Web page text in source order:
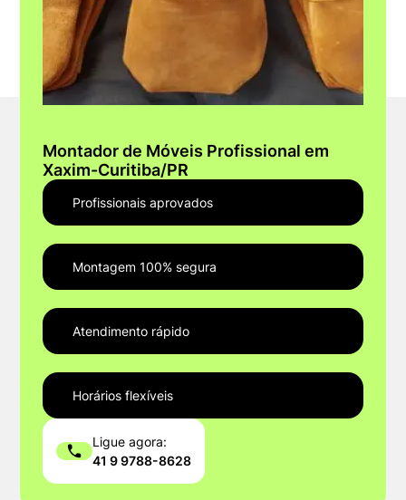
Montador de Móveis Profissional em
Xaxim-Curitiba/PR
Profissionais aprovados
Montagem 100% segura
Atendimento rápido
Horários flexíveis
Ligue agora:
41 9 9788-8628